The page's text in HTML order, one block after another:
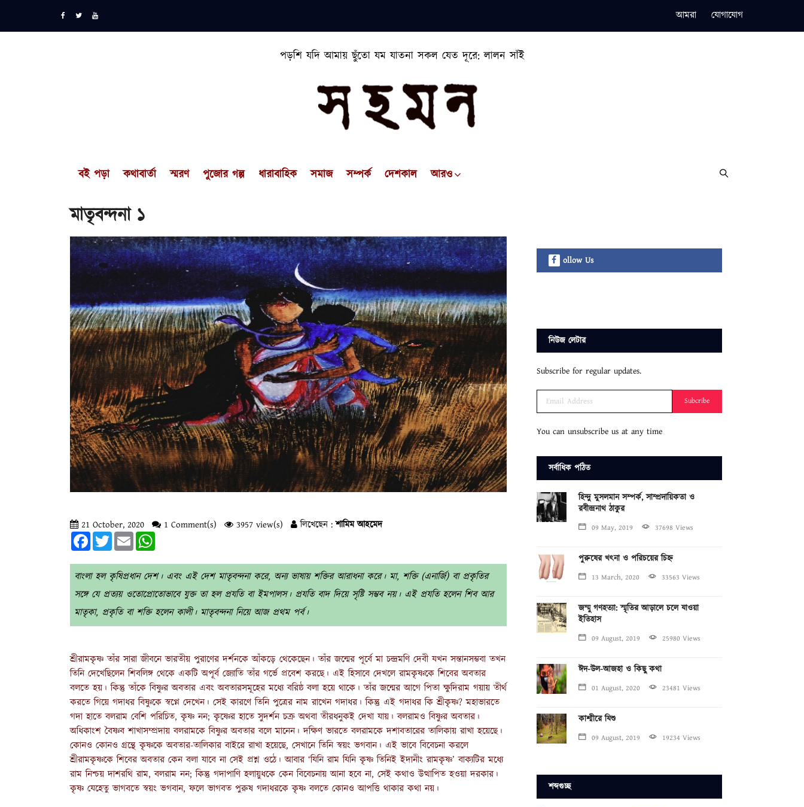
আমরা যোগাযোগ
পড়শি যদি আমায় ছুঁতো যম যাতনা সকল যেত দূরে: লালন সাঁই
বই পড়া কথাবার্তা স্মরণ পুজোর গল্প ধারাবাহিক সমাজ সম্পর্ক দেশকাল আরও
মাতৃবন্দনা ১
21 October, 2020 1 Comment(s) 3957 view(s) লিখেছেন :শামিম আহমেদ
FacebookTwitterEmail
বাংলা হল কৃষিপ্রধান দেশ। এবং এই দেশ মাতৃবন্দনা করে, অন্য ভাষায় শক্তির আরাধনা করে। মা, শক্তি (এনার্জি) বা প্রকৃতির
সঙ্গে যে প্রত্যয় ওতোপ্রোতোভাবে যুক্ত তা হল প্রযতি বা ইমপালস। প্রযতি বাদ দিয়ে সৃষ্টি সম্ভব নয়। এই প্রযতি হলেন শিব আর
মাতৃকা, প্রকৃতি বা শক্তি হলেন কালী। মাতৃবন্দনা নিয়ে আজ প্রথম পর্ব।
শ্রীরামকৃষ্ণ তাঁর সারা জীবনে ভারতীয় পুরাণের দর্শনকে আঁকড়ে থেকেছেন। তাঁর জন্মের পূর্বে মা চন্দ্রমণি দেবী যখন সন্তানসম্ভবা তখন
তিনি দেখেছিলেন শিবলিঙ্গ থেকে একটি অপূর্ব জ্যোতি তাঁর গর্ভে প্রবেশ করছে। এই হিসাবে দেখলে রামকৃষ্ণকে শিবের অবতার
বলতে হয়। কিন্তু তাঁকে বিষ্ণুর অবতার এবং অবতারসমূহের মধ্যে বরিষ্ঠ বলা হয়ে থাকে। তাঁর জন্মের আগে পিতা ক্ষুদিরাম গয়ায় তীর্থ
করতে গিয়ে গদাধর বিষ্ণুকে স্বপ্নে দেখেন। সেই কারণে তিনি পুত্রের নাম রাখেন গদাধর। কিন্তু এই গদাধর কি শ্রীকৃষ্ণ? মহাভারতে
গদা হাতে বলরাম বেশি পরিচিত, কৃষ্ণ নন; কৃষ্ণের হাতে সুদর্শন চক্র অথবা তীরধনুকই দেখা যায়। বলরামও বিষ্ণুর অবতার।
অধিকাংশ বৈষ্ণব শাখাসম্প্রদায় বলরামকে বিষ্ণুর অবতার বলে মানেন। দক্ষিণ ভারতে বলরামকে দশাবতারের তালিকায় রাখা হয়েছে।
কোনও কোনও গ্রন্থে কৃষ্ণকে অবতার-তালিকার বাইরে রাখা হয়েছে, সেখানে তিনি স্বয়ং ভগবান। এই ভাবে বিবেচনা করলে
শ্রীরামকৃষ্ণকে শিবের অবতার কেন বলা যাবে না সেই প্রশ্ন ওঠে। আবার ‘যিনি রাম যিনি কৃষ্ণ তিনিই ইদানীং রামকৃষ্ণ’ বাক্যটির মধ্যে
রাম নিশ্চয় দাশরথি রাম, বলরাম নন; কিন্তু গদাপাণি হলায়ুধকে কেন বিবেচনায় আনা হবে না, সেই কথাও উত্থাপিত হওয়া দরকার।
কৃষ্ণ যেহেতু ভাগবতে স্বয়ং ভগবান, ফলে ভাগবত পুরুষ গদাধরকে কৃষ্ণ বলতে কোনও আপত্তি থাকার কথা নয়।
ollow Us
নিউজ লেটার
Subscribe for regular updates.
Subcribe
You can unsubscribe us at any time
সর্বাধিক পঠিত
হিন্দু মুসলমান সম্পর্ক, সাম্প্রদায়িকতা ও
রবীন্দ্রনাথ ঠাকুর
09 May, 2019 37698 Views
পুরুষের খৎনা ও পরিচয়ের চিহ্ন
13 March, 2020 33563 Views
জম্মু গণহত্যা: স্মৃতির আড়ালে চলে যাওয়া
ইতিহাস
09 August, 2019 25980 Views
ঈদ-উল-আজহা ও কিছু কথা
01 August, 2020 23481 Views
কাশ্মীরে যিশু
09 August, 2019 19234 Views
শব্দগুচ্ছ